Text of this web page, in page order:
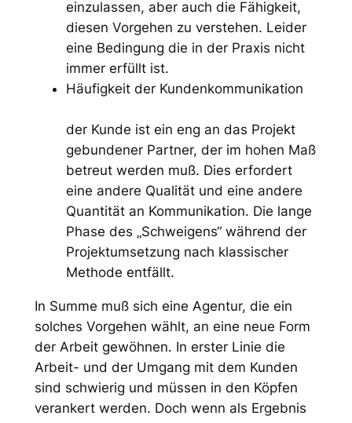
einzulassen, aber auch die Fähigkeit,
diesen Vorgehen zu verstehen. Leider
eine Bedingung die in der Praxis nicht
immer erfüllt ist.
Häufigkeit der Kundenkommunikation
der Kunde ist ein eng an das Projekt
gebundener Partner, der im hohen Maß
betreut werden muß. Dies erfordert
eine andere Qualität und eine andere
Quantität an Kommunikation. Die lange
Phase des „Schweigens“ während der
Projektumsetzung nach klassischer
Methode entfällt.
In Summe muß sich eine Agentur, die ein
solches Vorgehen wählt, an eine neue Form
der Arbeit gewöhnen. In erster Linie die
Arbeit- und der Umgang mit dem Kunden
sind schwierig und müssen in den Köpfen
verankert werden. Doch wenn als Ergebnis